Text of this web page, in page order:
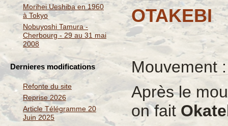
Morihei Ueshiba en 1960
à Tokyo
Nobuyoshi Tamura -
Cherbourg - 29 au 31 mai
2008
Dernieres modifications
Refonte du site
Reprise 2026
Article Télégramme 20
Juin 2025
OTAKEBI
Mouvement :
Après le
on fait